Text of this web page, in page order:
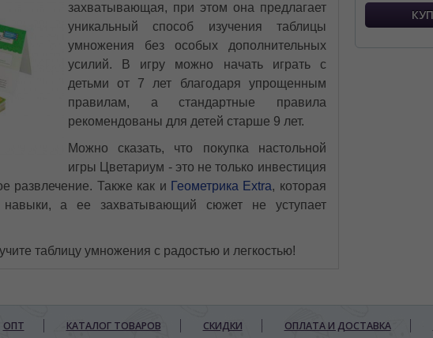
захватывающая, при этом она предлагает
уникальный способ изучения таблицы
умножения без особых дополнительных
усилий. В игру можно начать играть с
детьми от 7 лет благодаря упрощенным
правилам, а стандартные правила
рекомендованы для детей старше 9 лет.
Можно сказать, что покупка настольной
игры Цветариум - это не только инвестиция
развлечение. Также как и Геометрика Extra, которая
навыки, а ее захватывающий сюжет не уступает
таблицу умножения с радостью и легкостью!
ОПТ КАТАЛОГ ТОВАРОВ СКИДКИ ОПЛАТА И ДОСТАВКА